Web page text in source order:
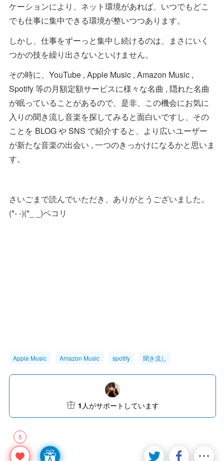
ケーションにより、ネット環境があれば、いつでもどこ
でも仕事に集中できる環境が整いつつあります。
しかし、仕事をずーっと集中し続けるのは、まさにいく
つかの技を繰り出さないといけません。
その時に、YouTube , Apple Music , Amazon Music ,
Spotify 等の月額定額サービスに様々な名曲 , 隠れた名曲
が眠っていることがあるので、是非、この機会にお気に
入りの聞き流し音楽を探してみると面白いですし、その
ことを BLOG や SNS で紹介すると、より広いユーザー
が新たな音楽の出会い , 一つのきっかけになるかと思いま
す。
さいごまで読んでいただき、ありがとうございました。
(*- -)(*_ _)ペコリ
Apple Music Amazon Music spotify 聞き流し
5
1 人がサポートしています